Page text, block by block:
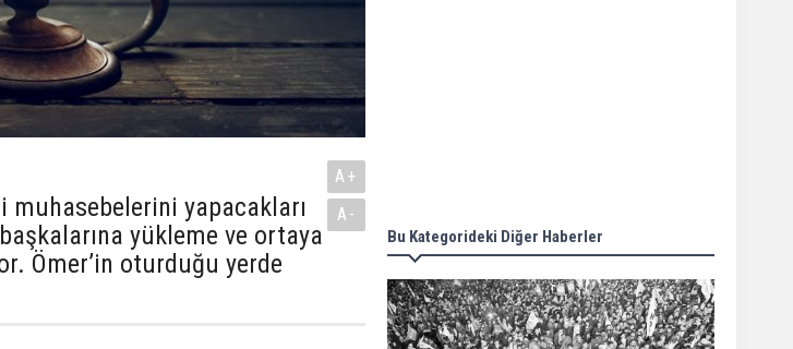
muhasebelerini yapacakları
yükleme ve ortaya
Ömer’in oturduğu yerde
A+
A-
Bu Kategorideki Diğer Haberler